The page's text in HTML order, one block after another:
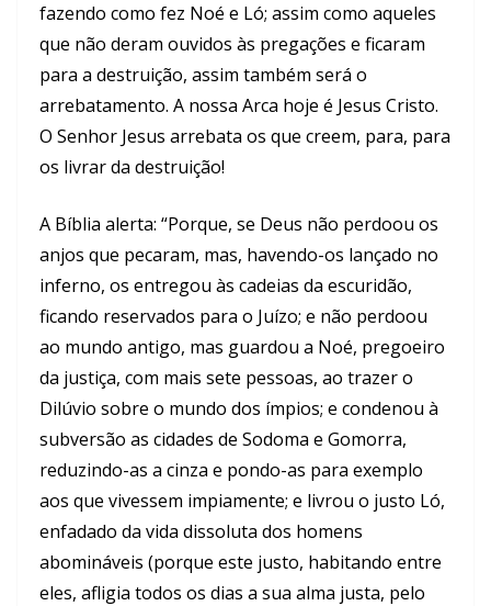
fazendo como fez Noé e Ló; assim como aqueles
que não deram ouvidos às pregações e ficaram
para a destruição, assim também será o
arrebatamento. A nossa Arca hoje é Jesus Cristo.
O Senhor Jesus arrebata os que creem, para, para
os livrar da destruição!
A Bíblia alerta: “Porque, se Deus não perdoou os
anjos que pecaram, mas, havendo-os lançado no
inferno, os entregou às cadeias da escuridão,
ficando reservados para o Juízo; e não perdoou
ao mundo antigo, mas guardou a Noé, pregoeiro
da justiça, com mais sete pessoas, ao trazer o
Dilúvio sobre o mundo dos ímpios; e condenou à
subversão as cidades de Sodoma e Gomorra,
reduzindo-as a cinza e pondo-as para exemplo
aos que vivessem impiamente; e livrou o justo Ló,
enfadado da vida dissoluta dos homens
abomináveis (porque este justo, habitando entre
eles, afligia todos os dias a sua alma justa, pelo